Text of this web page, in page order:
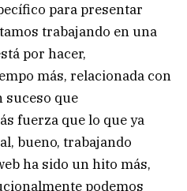
para presentar
trabajando en una
por hacer,
más, relacionada con
suceso que
fuerza que lo que ya
bueno, trabajando
ha sido un hito más,
podemos